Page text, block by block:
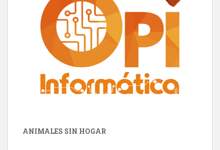
ANIMALES SIN HOGAR